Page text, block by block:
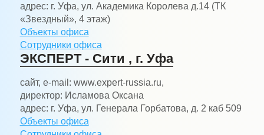
адрес: г. Уфа, ул. Академика Королева д.14 (ТК
«Звездный», 4 этаж)
Объекты офиса
Сотрудники офиса
ЭКСПЕРТ - Сити , г. Уфа
сайт, e-mail: www.expert-russia.ru,
директор: Исламова Оксана
адрес: г. Уфа, ул. Генерала Горбатова, д. 2 каб 509
Объекты офиса